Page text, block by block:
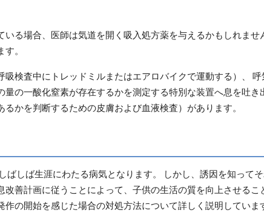
る場合、医師は気道を開く吸入処方薬を与えるかもしれませ
。
検査中にトレッドミルまたはエアロバイクで運動する）、
量の一酸化窒素が存在するかを測定する特別な装置へ息を吐き
かを判断するための皮膚および血液検査）があります。
ばしば生涯にわたる病気となります。 しかし、誘因を知って
改善計画に従うことによって、子供の生活の質を向上させるこ
の開始を感じた場合の対処方法について詳しく説明していま